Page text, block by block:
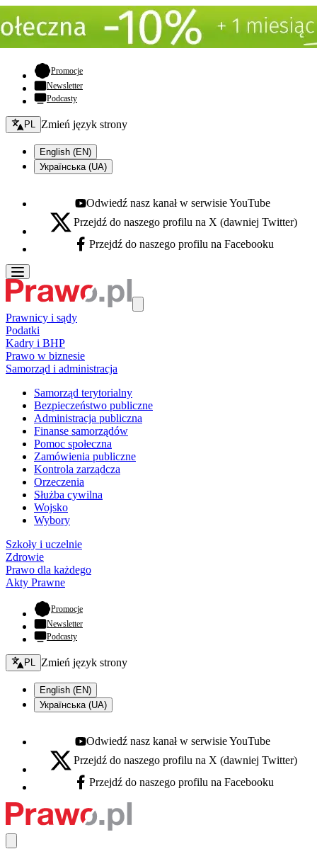
Promocje- otwiera się w nowej karcie
Newsletter
Podcasty
Zmień język - bieżący:
PL Zmień język strony
English (EN)
Українська (UA)
Youtube - otwiera się w nowej karcie
Odwiedź nasz kanał w serwisie YouTube
X - otwiera się w nowej karcie
Przejdź do naszego profilu na X (dawniej Twitter)
Facebook - otwiera się w nowej karcie
Przejdź do naszego profilu na Facebooku
Prawnicy i sądy
Podatki
Kadry i BHP
Prawo w biznesie
Samorząd i administracja
Samorząd terytorialny
Bezpieczeństwo publiczne
Administracja publiczna
Finanse samorządów
Pomoc społeczna
Zamówienia publiczne
Kontrola zarządcza
Orzeczenia
Służba cywilna
Wojsko
Wybory
Szkoły i uczelnie
Zdrowie
Prawo dla każdego
Akty Prawne
Promocje- otwiera się w nowej karcie
Newsletter
Podcasty
Zmień język - bieżący:
PL Zmień język strony
English (EN)
Українська (UA)
Youtube - otwiera się w nowej karcie
Odwiedź nasz kanał w serwisie YouTube
X - otwiera się w nowej karcie
Przejdź do naszego profilu na X (dawniej Twitter)
Facebook - otwiera się w nowej karcie
Przejdź do naszego profilu na Facebooku